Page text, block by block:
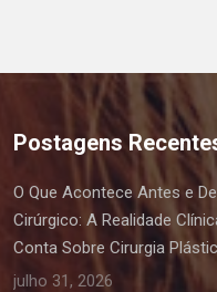
Postagens
O Que Acontece Antes e
Cirúrgico: A Realidade
Conta Sobre Cirurgia
julho 31, 2026